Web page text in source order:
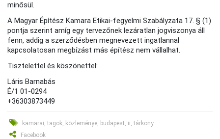
minősül.
A Magyar Építész Kamara Etikai-fegyelmi Szabályzata 17. § (1)
pontja szerint amíg egy tervezőnek lezáratlan jogviszonya áll
fenn, addig a szerződésben megnevezett ingatlannal
kapcsolatosan megbízást más építész nem vállalhat.
Tisztelettel és köszönettel:
Láris Barnabás
É/1 01-0294
+36303873449
kamarai, tagok, közleménye, budapest, ii, tárkony
Facebook